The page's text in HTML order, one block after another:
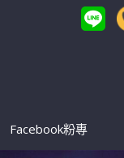
Facebook粉專